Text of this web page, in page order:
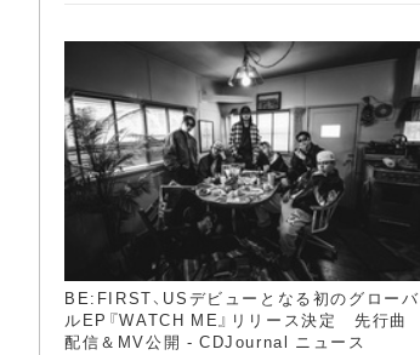
BE:FIRST、USデビューとなる初のグローバ
ルEP『WATCH ME』リリース決定 先行曲
配信＆MV公開 - CDJournal ニュース